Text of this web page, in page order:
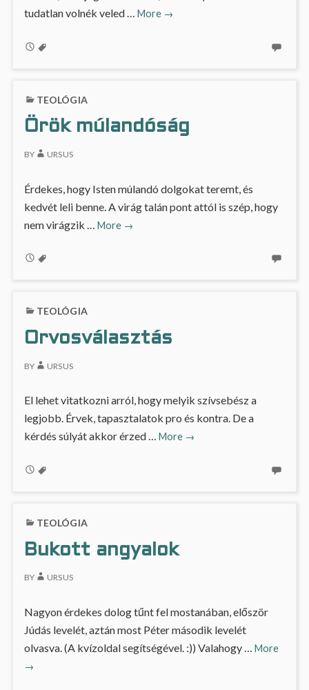
tudatlan volnék veled … More
Mint
→
TEOLÓGIA
Örök múlandóság
BY URSUS
Érdekes, hogy Isten múlandó dolgokat teremt, és
kedvét leli benne. A virág talán pont attól is szép, hogy
nem virágzik … More
Örök
→
TEOLÓGIA
Orvosválasztás
BY URSUS
El lehet vitatkozni arról, hogy melyik szívsebész a
legjobb. Érvek, tapasztalatok pro és kontra. De a
kérdés súlyát akkor érzed … More Orvosválasztás
→
TEOLÓGIA
Bukott angyalok
BY URSUS
Nagyon érdekes dolog tűnt fel mostanában, először
Júdás levelét, aztán most Péter második levelét
olvasva. (A kvízoldal segítségével. :)) Valahogy … MoreBukott
→